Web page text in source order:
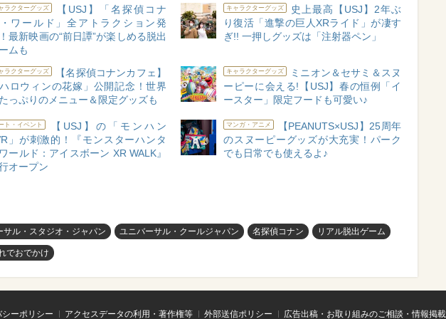
ラクターグッズ
【USJ】「名探偵コナ
ワールド」全アトラクション発
最新映画の“前日譚”が楽しめる脱出
ムも
キャラクターグッズ
史上最高【USJ】2年ぶ
り復活「進撃の巨人XRライド」が凄す
ぎ!! 一押しグッズは「注射器ペン」
ラクターグッズ
【名探偵コナンカフェ】
ハロウィンの花嫁」公開記念！世界
っぷりのメニュー＆限定グッズも
キャラクターグッズ
ミニオン＆セサミ＆スヌ
ーピーに会える!【USJ】春の恒例「イ
ースター」限定フードも可愛い♪
ト・イベント
【USJ】の「モンハン
」が刺激的！『モンスターハンタ
ールド：アイスボーン XR WALK』
オープン
マンガ・アニメ
【PEANUTS×USJ】25周年
のスヌーピーグッズが大充実！パーク
でも日常でも使えるよ♪
サル・スタジオ・ジャパン ユニバーサル・クールジャパン 名探偵コナン リアル脱出ゲーム
でおでかけ
シーポリシー アクセスデータの利用・著作権等 外部送信ポリシー 広告出稿・お取り組みのご相談・情報掲